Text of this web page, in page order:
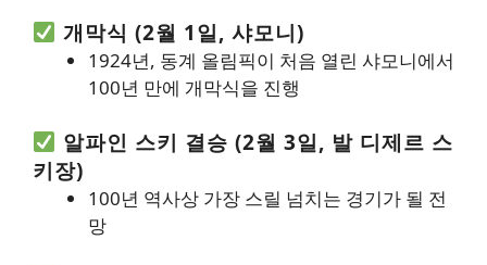
개막식 (2월 1일, 샤모니)
1924년, 동계 올림픽이 처음 열린 샤모니에서
100년 만에 개막식을 진행
알파인 스키 결승 (2월 3일, 발 디제르 스
키장)
100년 역사상 가장 스릴 넘치는 경기가 될 전
망